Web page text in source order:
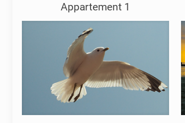
Appartement 1